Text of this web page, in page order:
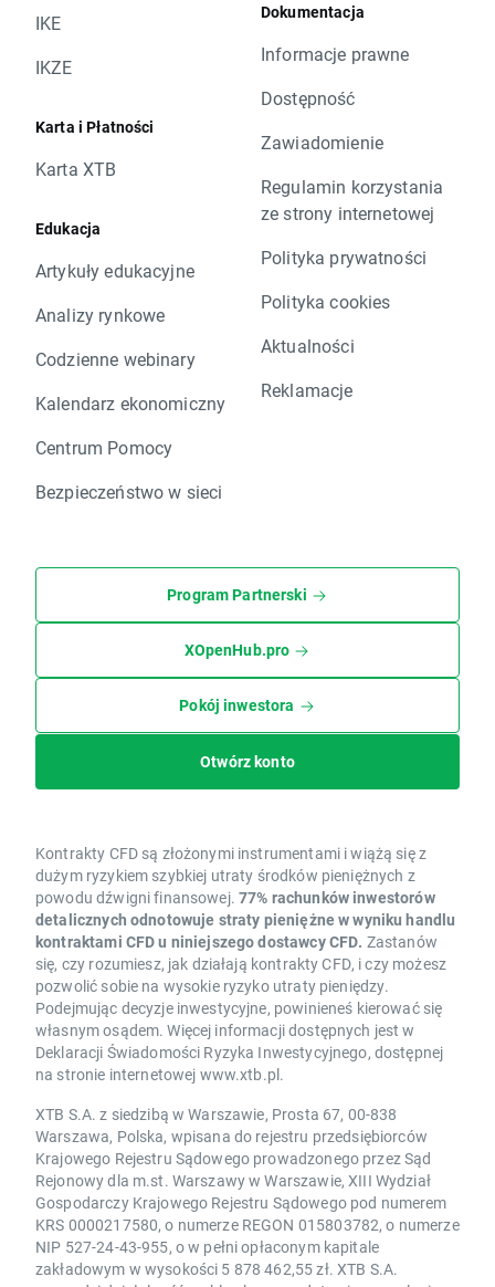
IKE
IKZE
Karta i Płatności
Karta XTB
Edukacja
Artykuły edukacyjne
Analizy rynkowe
Codzienne webinary
Kalendarz ekonomiczny
Centrum Pomocy
Bezpieczeństwo w sieci
Dokumentacja
Informacje prawne
Dostępność
Zawiadomienie
Regulamin korzystania
ze strony internetowej
Polityka prywatności
Polityka cookies
Aktualności
Reklamacje
Program Partnerski
XOpenHub.pro
Pokój inwestora
Otwórz konto
Kontrakty CFD są złożonymi instrumentami i wiążą się z
dużym ryzykiem szybkiej utraty środków pieniężnych z
powodu dźwigni finansowej. 77% rachunków inwestorów
detalicznych odnotowuje straty pieniężne w wyniku handlu
kontraktami CFD u niniejszego dostawcy CFD. Zastanów
się, czy rozumiesz, jak działają kontrakty CFD, i czy możesz
pozwolić sobie na wysokie ryzyko utraty pieniędzy.
Podejmując decyzje inwestycyjne, powinieneś kierować się
własnym osądem. Więcej informacji dostępnych jest w
Deklaracji Świadomości Ryzyka Inwestycyjnego, dostępnej
na stronie internetowej www.xtb.pl.
XTB S.A. z siedzibą w Warszawie, Prosta 67, 00-838
Warszawa, Polska, wpisana do rejestru przedsiębiorców
Krajowego Rejestru Sądowego prowadzonego przez Sąd
Rejonowy dla m.st. Warszawy w Warszawie, XIII Wydział
Gospodarczy Krajowego Rejestru Sądowego pod numerem
KRS 0000217580, o numerze REGON 015803782, o numerze
NIP 527-24-43-955, o w pełni opłaconym kapitale
zakładowym w wysokości 5 878 462,55 zł. XTB S.A.